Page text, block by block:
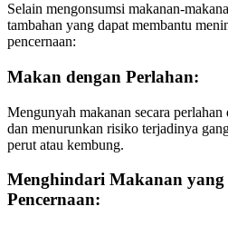
Selain mengonsumsi makanan-
tambahan yang dapat membantu
pencernaan:
Makan dengan Perlahan:
Mengunyah makanan secara perlahan
dan menurunkan risiko terjadinya
perut atau kembung.
Menghindari Makanan
Pencernaan: